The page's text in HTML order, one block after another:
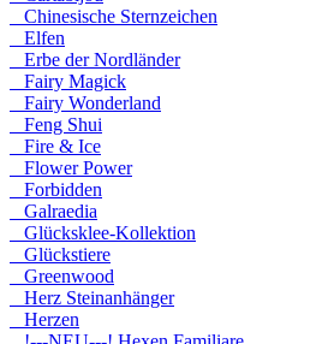
Chinesische Sternzeichen
Elfen
Erbe der Nordländer
Fairy Magick
Fairy Wonderland
Feng Shui
Fire & Ice
Flower Power
Forbidden
Galraedia
Glücksklee-Kollektion
Glückstiere
Greenwood
Herz Steinanhänger
Herzen